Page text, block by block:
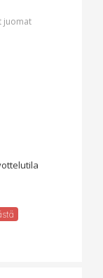
juomat